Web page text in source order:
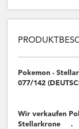
Pokemon -
077/142
Wir verkaufen
Stellarkrone .